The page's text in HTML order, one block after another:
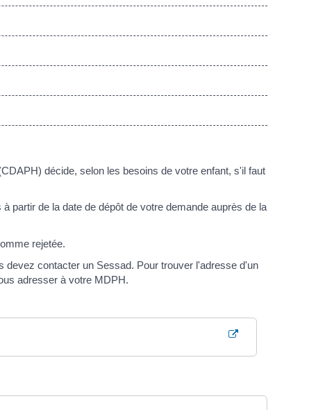
décide, selon les besoins de votre enfant, s'il faut
partir de la date de dépôt de votre demande auprès de la
rejetée.
devez contacter un Sessad. Pour trouver l'adresse d'un
adresser à votre MDPH.